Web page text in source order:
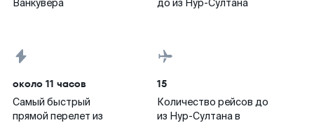
Ванкувера
до из Нур-Султана
около 11 часов
Самый быстрый
прямой перелет из
15
Количество рейсов до
из Нур-Султана в